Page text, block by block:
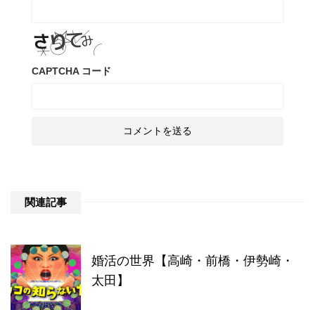
CAPTCHA コード
関連記事
婚活の世界【高崎・前橋・伊勢崎・
太田】